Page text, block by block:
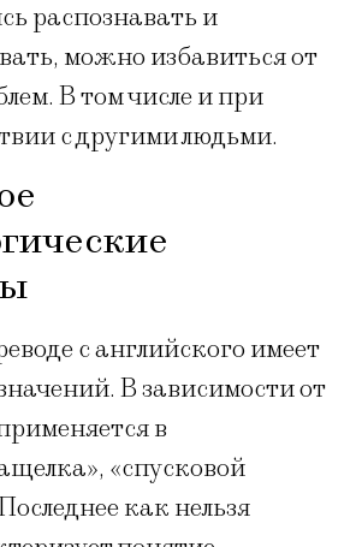
распознавать и
можно избавиться от
В том числе и при
с другими людьми.
с английского имеет
В зависимости от
в
«спусковой
как нельзя